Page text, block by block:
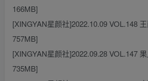
166MB]
[XINGYAN星颜社]2022.10.09 VOL.148
757MB]
[XINGYAN星颜社]2022.09.28 VOL.147
735MB]